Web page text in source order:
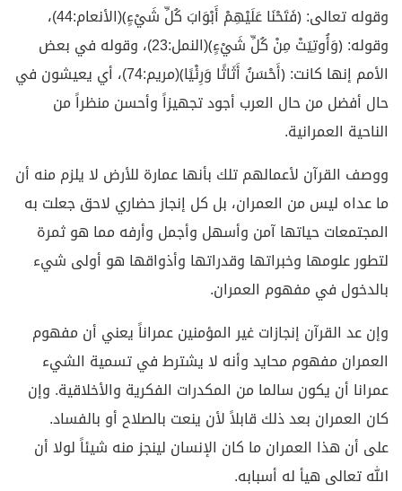
وقوله تعالى: ﴿فَتَحْنَا عَلَيْهِمْ أَبْوَابَ كُلِّ شَيْءٍ﴾(الأنعام:44)،
وقوله: ﴿وَأُوتِيَتْ مِنْ كُلِّ شَيْءٍ﴾(النمل:23)، وقوله في بعض
الأمم إنها كانت: ﴿أَحْسَنُ أَثَاثًا وَرِئْيًا﴾(مريم:74)، أي يعيشون في
حال أفضل من حال العرب أجود تجهيزاً وأحسن منظراً من
الناحية العمرانية.
ووصف القرآن لأعمالهم تلك بأنها عمارة للأرض لا يلزم منه أن
ما عداه ليس من العمران، بل كل إنجاز حضاري لاحق جعلت به
المجتمعات حياتها آمن وأسهل وأجمل وأرفه مما هو ثمرة
لتطور علومها وخبراتها وقدراتها وأذواقها هو أولى شيء
بالدخول في مفهوم العمران.
وإن عد القرآن إنجازات غير المؤمنين عمراناً يعني أن مفهوم
العمران مفهوم محايد وأنه لا يشترط في تسمية الشيء
عمرانا أن يكون سالما من المكدرات الفكرية والأخلاقية. وإن
كان العمران بعد ذلك قابلاً لأن ينعت بالصلاح أو بالفساد.
على أن هذا العمران ما كان الإنسان لينجز منه شيئاً لولا أن
الله تعالى هيأ له أسبابه.